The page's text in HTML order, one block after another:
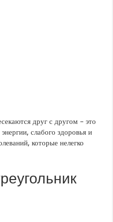
друг с другом – это
слабого здоровья и
которые нелегко